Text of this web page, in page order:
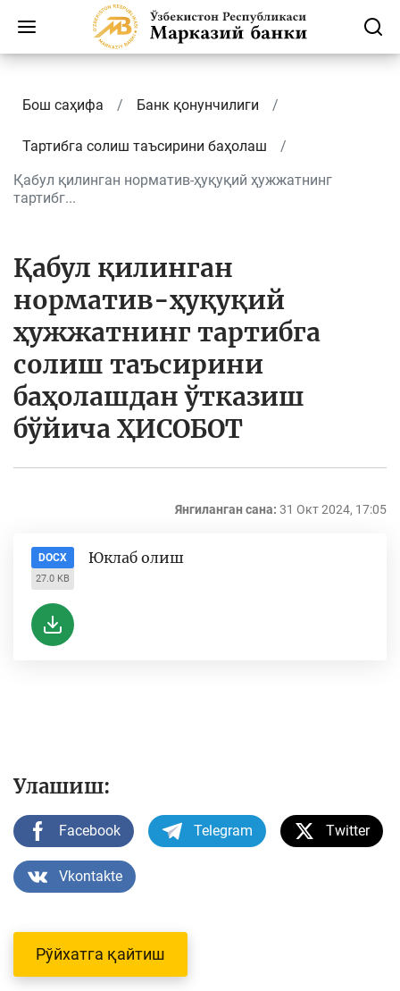
Бош саҳифа Банк қонунчилиги
Тартибга солиш таъсирини баҳолаш
Қабул қилинган норматив-ҳуқуқий ҳужжатнинг
тартибг...
Қабул қилинган
норматив-ҳуқуқий
ҳужжатнинг тартибга
солиш таъсирини
баҳолашдан ўтказиш
бўйича ҲИСОБОТ
Янгиланган сана: 31 Окт 2024, 17:05
DOCX
27.0 KB
Юклаб олиш
Улашиш:
Facebook Telegram Twitter
Vkontakte
Рўйхатга қайтиш